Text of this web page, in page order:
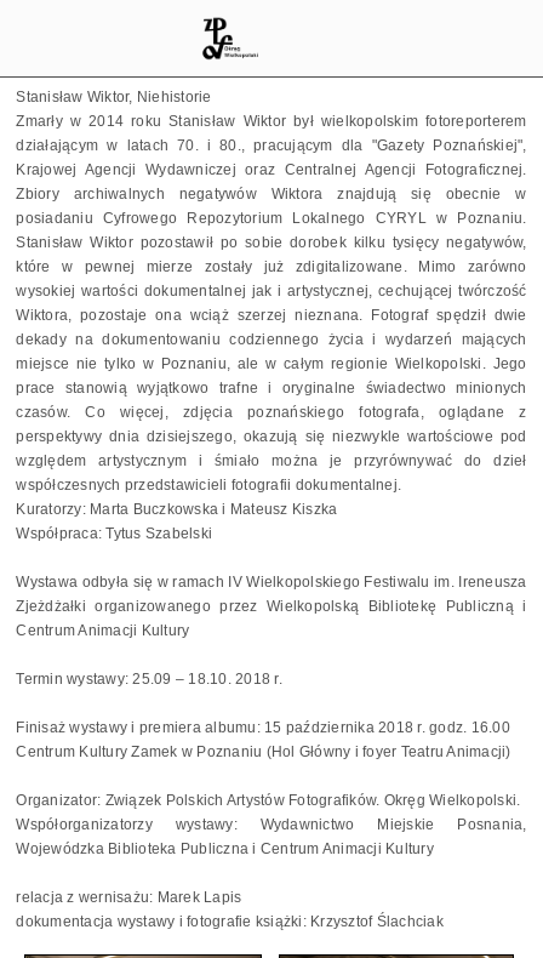
Stanisław Wiktor, Niehistorie
Zmarły w 2014 roku Stanisław Wiktor był wielkopolskim fotoreporterem
działającym w latach 70. i 80., pracującym dla "Gazety Poznańskiej",
Krajowej Agencji Wydawniczej oraz Centralnej Agencji Fotograficznej.
Zbiory archiwalnych negatywów Wiktora znajdują się obecnie w
posiadaniu Cyfrowego Repozytorium Lokalnego CYRYL w Poznaniu.
Stanisław Wiktor pozostawił po sobie dorobek kilku tysięcy negatywów,
które w pewnej mierze zostały już zdigitalizowane. Mimo zarówno
wysokiej wartości dokumentalnej jak i artystycznej, cechującej twórczość
Wiktora, pozostaje ona wciąż szerzej nieznana. Fotograf spędził dwie
dekady na dokumentowaniu codziennego życia i wydarzeń mających
miejsce nie tylko w Poznaniu, ale w całym regionie Wielkopolski. Jego
prace stanowią wyjątkowo trafne i oryginalne świadectwo minionych
czasów. Co więcej, zdjęcia poznańskiego fotografa, oglądane z
perspektywy dnia dzisiejszego, okazują się niezwykle wartościowe pod
względem artystycznym i śmiało można je przyrównywać do dzieł
współczesnych przedstawicieli fotografii dokumentalnej.
Kuratorzy: Marta Buczkowska i Mateusz Kiszka
Współpraca: Tytus Szabelski
Wystawa odbyła się w ramach IV Wielkopolskiego Festiwalu im. Ireneusza
Zjeżdżałki organizowanego przez Wielkopolską Bibliotekę Publiczną i
Centrum Animacji Kultury
Termin wystawy: 25.09 – 18.10. 2018 r.
Finisaż wystawy i premiera albumu: 15 października 2018 r. godz. 16.00
Centrum Kultury Zamek w Poznaniu (Hol Główny i foyer Teatru Animacji)
Organizator: Związek Polskich Artystów Fotografików. Okręg Wielkopolski.
Współorganizatorzy wystawy: Wydawnictwo Miejskie Posnania,
Wojewódzka Biblioteka Publiczna i Centrum Animacji Kultury
relacja z wernisażu: Marek Lapis
dokumentacja wystawy i fotografie książki: Krzysztof Ślachciak